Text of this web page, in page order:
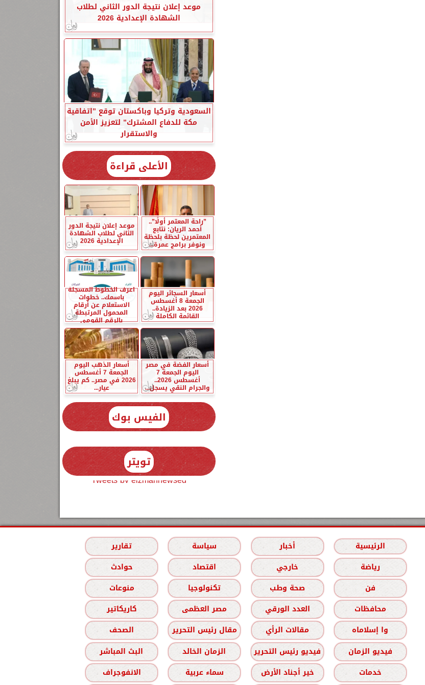
موعد إعلان نتيجة الدور الثاني لطلاب
الشهادة الإعدادية 2026
السعودية وتركيا وباكستان توقع ”اتفاقية
مكة للدفاع المشترك” لتعزيز الأمن
والاستقرار
الأعلى قراءة
”راحة المعتمر أولًا”..
أحمد الريان: نتابع
المعتمرين لحظة بلحظة
ونوفر برامج عمرة...
موعد إعلان نتيجة الدور
الثاني لطلاب الشهادة
الإعدادية 2026
أسعار السجائر اليوم
الجمعة 8 أغسطس
2026 بعد الزيادة..
القائمة الكاملة
اعرف الخطوط المسجلة
باسمك.. خطوات
الاستعلام عن أرقام
المحمول المرتبطة
بالرقم القومي
أسعار الفضة في مصر
اليوم الجمعة 7
أغسطس 2026..
والجرام النقي يسجل...
أسعار الذهب اليوم
الجمعة 7 أغسطس
2026 في مصر.. كم يبلغ
عيار...
الفيس بوك
تويتر
Tweets by elzmannewseg
الرئيسية أخبار سياسة
تقارير
رياضة
خارجي اقتصاد
حوادث
فن
صحة وطب تكنولوجيا
منوعات
محافظات
العدد الورقي مصر العظمى
كاريكاتير
وا إسلاماه
مقالات الرأي مقال رئيس التحرير
الصحف
فيديو الزمان
فيديو رئيس التحرير الزمان الخالد
البث المباشر
خدمات
خير أجناد الأرض سماء عربية الانفوجراف